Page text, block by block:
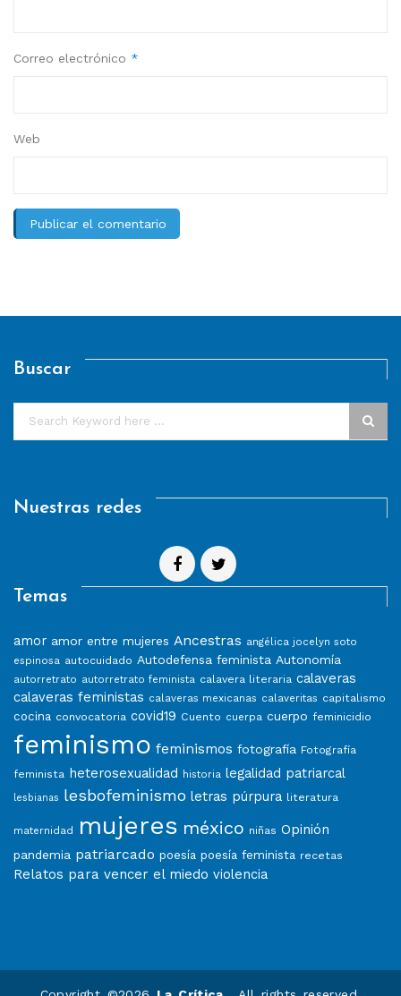
Correo electrónico *
Web
Buscar
Nuestras redes
Temas
amor amor entre mujeres Ancestras angélica jocelyn soto
espinosa autocuidado Autodefensa feminista Autonomía
autorretrato autorretrato feminista calavera literaria calaveras
calaveras feministas calaveras mexicanas calaveritas capitalismo
cocina convocatoria covid19 Cuento cuerpa cuerpo feminicidio
feminismo feminismos fotografía Fotografía
feminista heterosexualidad historia legalidad patriarcal
lesbianas lesbofeminismo letras púrpura literatura
maternidad mujeres méxico niñas Opinión
pandemia patriarcado poesía poesía feminista recetas
Relatos para vencer el miedo violencia